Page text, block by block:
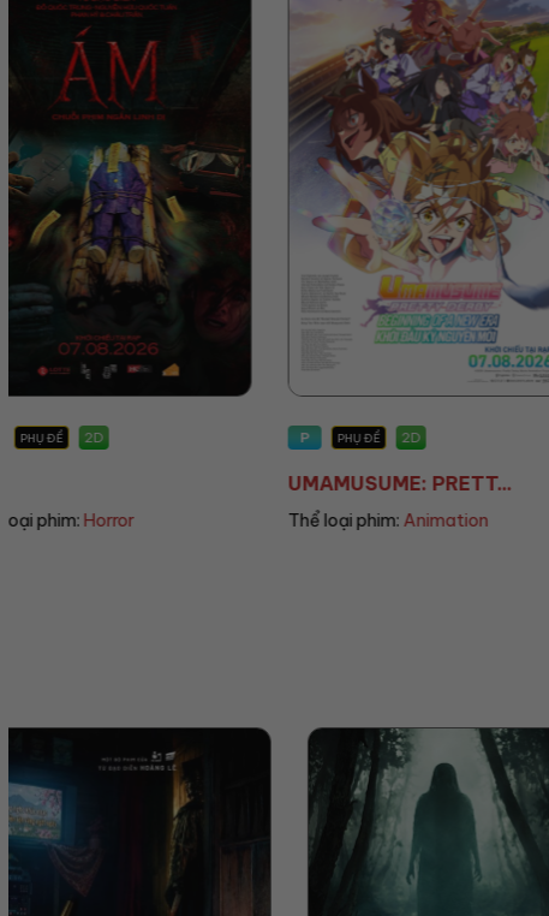
P PHỤ ĐỀ
Thể loại phim:
P PHỤ ĐỀ/LỒNG TIẾNG
THE LAND OF SOME...
Thể loại phim:Animation